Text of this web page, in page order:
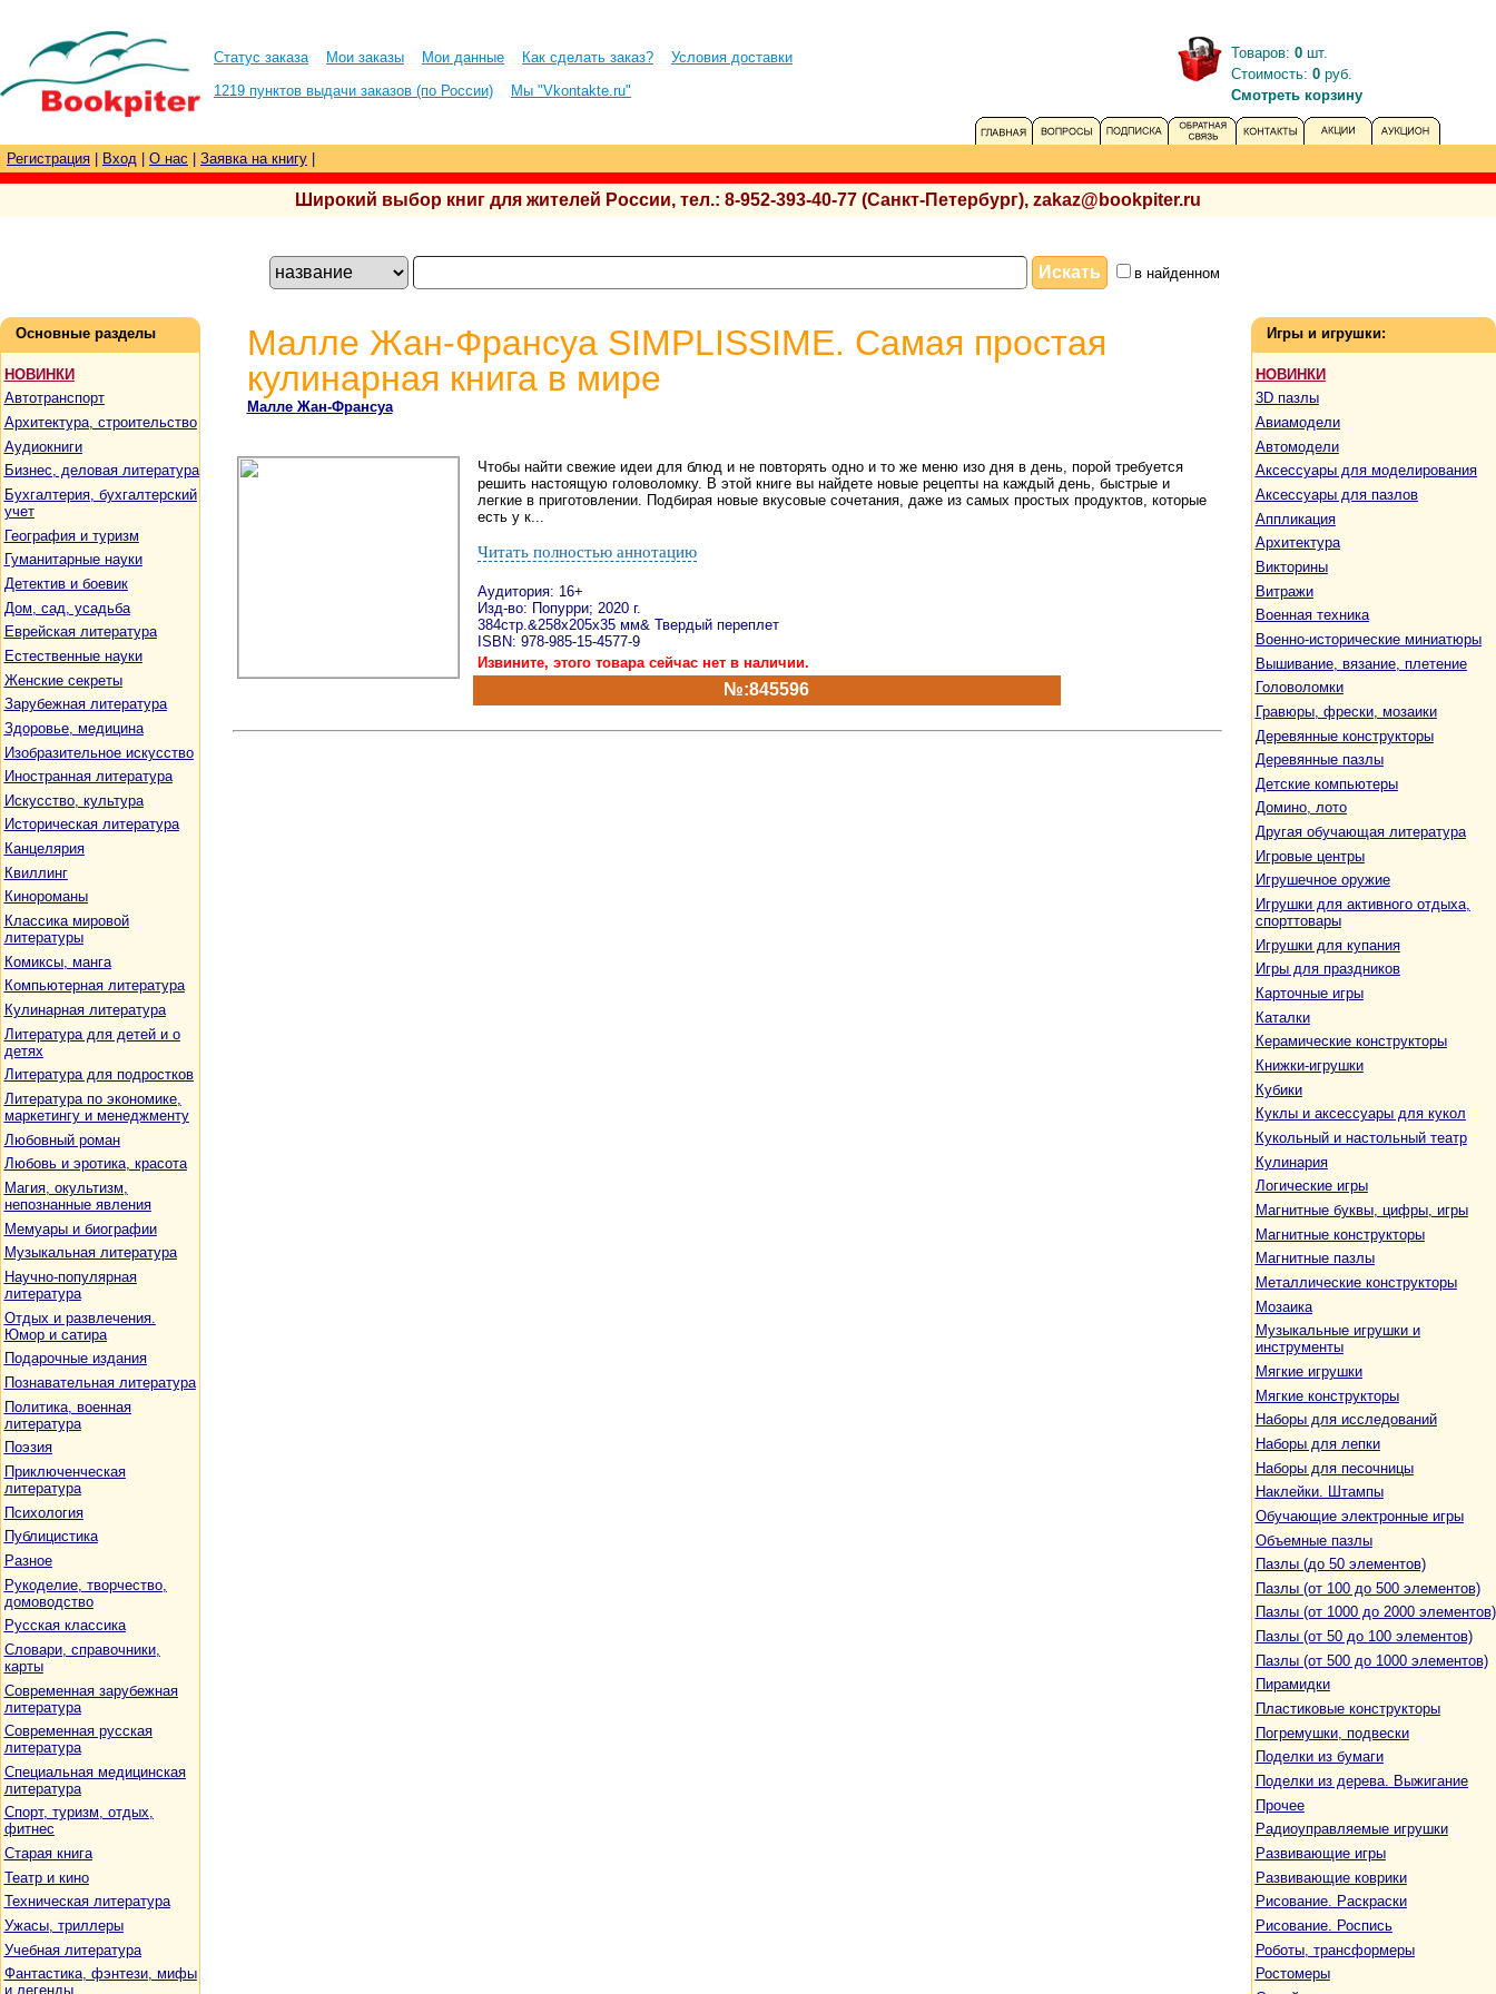
Статус заказа Мои заказы Мои данные Как сделать заказ?
Условия доставки
1219 пунктов выдачи заказов (по России)
Мы "Vkontakte.ru"
Товаров: 0 шт.
Стоимость: 0 руб.
Смотреть корзину
Регистрация Вход О нас Заявка на книгу
Широкий выбор книг для жителей России, тел.: 8-952-393-40-77 (Санкт-Петербург), zakaz@bookpiter.ru
в найденном
Основные разделы
НОВИНКИ
Автотранспорт
Архитектура, строительство
Аудиокниги
Бизнес, деловая литература
Бухгалтерия, бухгалтерский
учет
География и туризм
Гуманитарные науки
Детектив и боевик
Дом, сад, усадьба
Еврейская литература
Естественные науки
Женские секреты
Зарубежная литература
Здоровье, медицина
Изобразительное искусство
Иностранная литература
Искусство, культура
Историческая литература
Канцелярия
Квиллинг
Кинороманы
Классика мировой
литературы
Комиксы, манга
Компьютерная литература
Кулинарная литература
Литература для детей и о
детях
Литература для подростков
Литература по экономике,
маркетингу и менеджменту
Любовный роман
Любовь и эротика, красота
Магия, окультизм,
непознанные явления
Мемуары и биографии
Музыкальная литература
Научно-популярная
литература
Отдых и развлечения.
Юмор и сатира
Подарочные издания
Познавательная литература
Политика, военная
литература
Поэзия
Приключенческая
литература
Психология
Публицистика
Разное
Рукоделие, творчество,
домоводство
Русская классика
Словари, справочники,
карты
Современная зарубежная
литература
Современная русская
литература
Специальная медицинская
литература
Спорт, туризм, отдых,
фитнес
Старая книга
Театр и кино
Техническая литература
Ужасы, триллеры
Учебная литература
Фантастика, фэнтези, мифы
и легенды
Малле Жан-Франсуа SIMPLISSIME. Самая простая
кулинарная книга в мире
Малле Жан-Франсуа
Чтобы найти свежие идеи для блюд и не повторять одно и то же меню изо дня в день, порой требуется
решить настоящую головоломку. В этой книге вы найдете новые рецепты на каждый день, быстрые и
легкие в приготовлении. Подбирая новые вкусовые сочетания, даже из самых простых продуктов, которые
есть у к...
Читать полностью аннотацию
Аудитория: 16+
Изд-во: Попурри; 2020 г.
384стр.&258x205x35 мм& Твердый переплет
ISBN: 978-985-15-4577-9
Извините, этого товара сейчас нет в наличии.
№:845596
Игры и игрушки:
НОВИНКИ
3D пазлы
Авиамодели
Автомодели
Аксессуары для моделирования
Аксессуары для пазлов
Аппликация
Архитектура
Викторины
Витражи
Военная техника
Военно-исторические миниатюры
Вышивание, вязание, плетение
Головоломки
Гравюры, фрески, мозаики
Деревянные конструкторы
Деревянные пазлы
Детские компьютеры
Домино, лото
Другая обучающая литература
Игровые центры
Игрушечное оружие
Игрушки для активного отдыха,
спорттовары
Игрушки для купания
Игры для праздников
Карточные игры
Каталки
Керамические конструкторы
Книжки-игрушки
Кубики
Куклы и аксессуары для кукол
Кукольный и настольный театр
Кулинария
Логические игры
Магнитные буквы, цифры, игры
Магнитные конструкторы
Магнитные пазлы
Металлические конструкторы
Мозаика
Музыкальные игрушки и
инструменты
Мягкие игрушки
Мягкие конструкторы
Наборы для исследований
Наборы для лепки
Наборы для песочницы
Наклейки. Штампы
Обучающие электронные игры
Объемные пазлы
Пазлы (до 50 элементов)
Пазлы (от 100 до 500 элементов)
Пазлы (от 1000 до 2000 элементов)
Пазлы (от 50 до 100 элементов)
Пазлы (от 500 до 1000 элементов)
Пирамидки
Пластиковые конструкторы
Погремушки, подвески
Поделки из бумаги
Поделки из дерева. Выжигание
Прочее
Радиоуправляемые игрушки
Развивающие игры
Развивающие коврики
Рисование. Раскраски
Рисование. Роспись
Роботы, трансформеры
Ростомеры